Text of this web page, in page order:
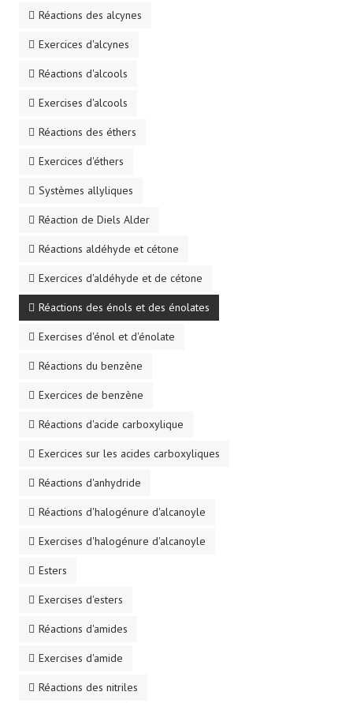
Réactions des alcynes
Exercices d'alcynes
Réactions d'alcools
Exercises d'alcools
Réactions des éthers
Exercices d'éthers
Systèmes allyliques
Réaction de Diels Alder
Réactions aldéhyde et cétone
Exercices d'aldéhyde et de cétone
Réactions des énols et des énolates
Exercises d'énol et d'énolate
Réactions du benzène
Exercices de benzène
Réactions d'acide carboxylique
Exercices sur les acides carboxyliques
Réactions d'anhydride
Réactions d'halogénure d'alcanoyle
Exercises d'halogénure d'alcanoyle
Esters
Exercises d'esters
Réactions d'amides
Exercises d'amide
Réactions des nitriles